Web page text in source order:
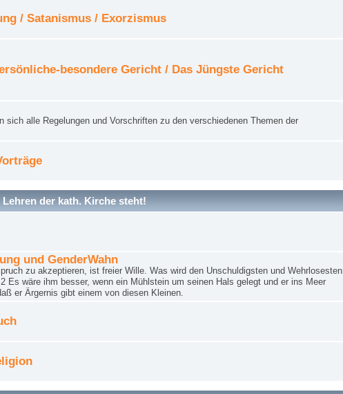
/ Satanismus / Exorzismus
besondere Gericht / Das Jüngste Gericht
sich alle Regelungen und Vorschriften zu den verschiedenen Themen der
der kath. Kirche steht!
und GenderWahn
zu akzeptieren, ist freier Wille. Was wird den Unschuldigsten und Wehrlosesten
Es wäre ihm besser, wenn ein Mühlstein um seinen Hals gelegt und er ins Meer
er Ärgernis gibt einem von diesen Kleinen.